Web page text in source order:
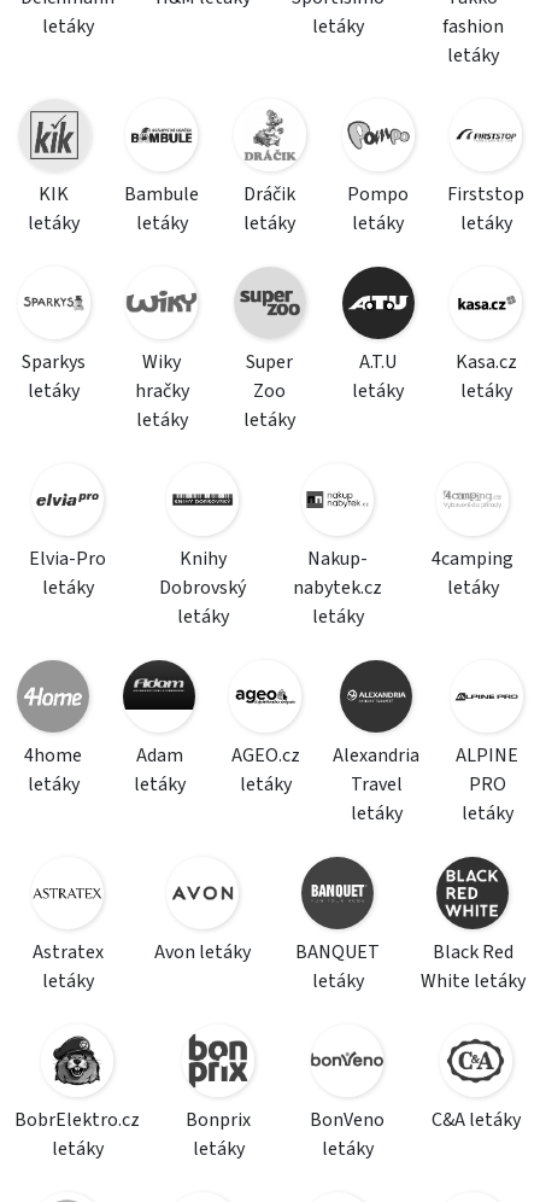
letáky
letáky
fashion
letáky
KIK
letáky
Bambule
letáky
Dráčik
letáky
Pompo
letáky
Firststop
letáky
Sparkys
letáky
Wiky
hračky
letáky
Super
Zoo
letáky
A.T.U
letáky
Kasa.cz
letáky
Elvia-Pro
letáky
Knihy
Dobrovský
letáky
Nakup-
nabytek.cz
letáky
4camping
letáky
4home
letáky
Adam
letáky
AGEO.cz
letáky
Alexandria
Travel
letáky
ALPINE
PRO
letáky
Astratex
letáky
Avon letáky
BANQUET
letáky
Black Red
White letáky
BobrElektro.cz
letáky
Bonprix
letáky
BonVeno
letáky
C&A letáky